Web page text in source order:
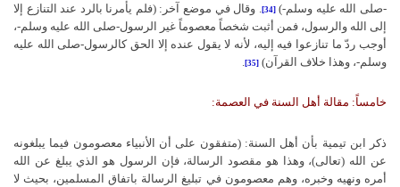
-صلى الله عليه وسلم-)[34]
. وقال في موضع آخر: (فلم يأمرنا بالرد عند التنازع إلا
إلى الله والرسول، فمن أثبت شخصاً معصوماً غير الرسول-صلى الله عليه وسلم-،
أوجب ردّ ما تنازعوا فيه إليه، لأنه لا يقول عنده إلا الحق كالرسول-صلى الله عليه
وسلم-، وهذا خلاف القرآن) [35]
خامساً: مقالة أهل السنة في العصمة:
ذكر ابن تيمية بأن أهل السنة: (متفقون على أن الأنبياء معصومون فيما يبلغونه
عن الله (تعالى)، وهذا هو مقصود الرسالة، فإن الرسول هو الذي يبلغ عن الله
أمره ونهيه وخبره، وهم معصومون في تبليغ الرسالة باتفاق المسلمين، بحيث لا